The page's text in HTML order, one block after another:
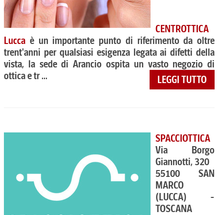
CENTROTTICA
Lucca è un importante punto di riferimento da oltre
trent'anni per qualsiasi esigenza legata ai difetti della
vista, la sede di Arancio ospita un vasto negozio di
ottica e tr ...
LEGGI TUTTO
SPACCIOTTICA
Via Borgo
Giannotti, 320
55100 SAN
MARCO
(LUCCA) -
TOSCANA